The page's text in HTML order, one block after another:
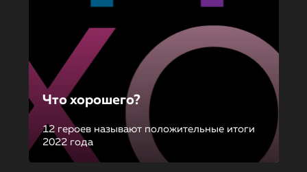
Что хорошего?
12 героев называют положительные итоги
2022 года